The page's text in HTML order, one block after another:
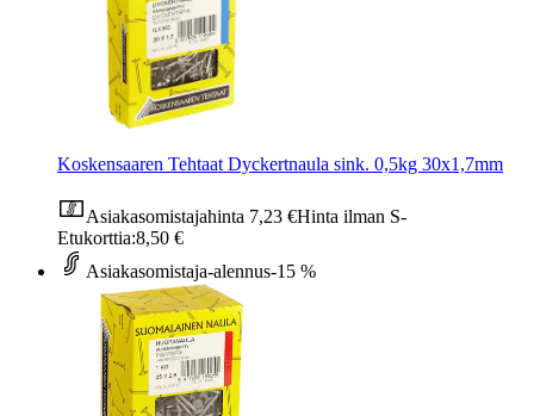
Koskensaaren Tehtaat Dyckertnaula sink. 0,5kg 30x1,7mm
Asiakasomistajahinta 7,23 €Hinta ilman S-
Etukorttia:8,50 €
Asiakasomistaja-alennus-15 %